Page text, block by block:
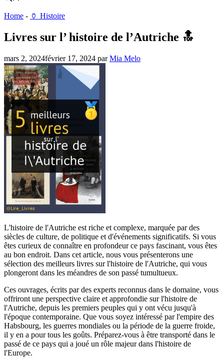
Home - 🏺 Histoire
Livres sur l’ histoire de l’Autriche 🔝
mars 2, 2024février 17, 2024 parMia Melo
L'histoire de l'Autriche est riche et complexe, marquée par des
siècles de culture, de politique et d'événements significatifs. Si vous
êtes curieux de connaître en profondeur ce pays fascinant, vous êtes
au bon endroit. Dans cet article, nous vous présenterons une
sélection des meilleurs livres sur l'histoire de l'Autriche, qui vous
plongeront dans les méandres de son passé tumultueux.
Ces ouvrages, écrits par des experts reconnus dans le domaine, vous
offriront une perspective claire et approfondie sur l'histoire de
l'Autriche, depuis les premiers peuples qui y ont vécu jusqu'à
l'époque contemporaine. Que vous soyez intéressé par l'empire des
Habsbourg, les guerres mondiales ou la période de la guerre froide,
il y en a pour tous les goûts. Préparez-vous à être transporté dans le
passé de ce pays qui a joué un rôle majeur dans l'histoire de
l'Europe.